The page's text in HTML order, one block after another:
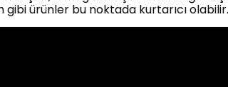
gibi ürünler bu noktada kurtarıcı olabilir.